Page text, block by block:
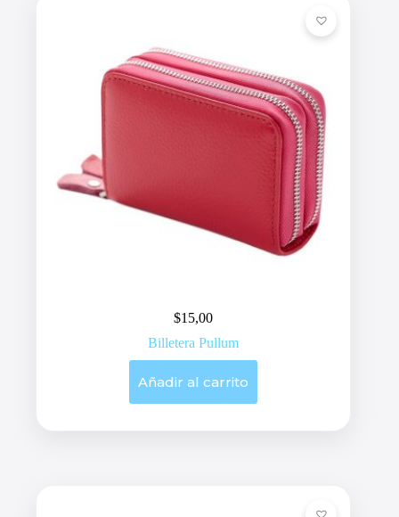
$15,00
Billetera Pullum
Añadir al carrito